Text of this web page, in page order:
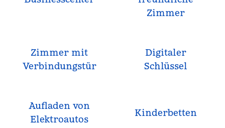
Zimmer
Zimmer mit
Verbindungstür
Digitaler
Schlüssel
Aufladen von
Elektroautos
Kinderbetten